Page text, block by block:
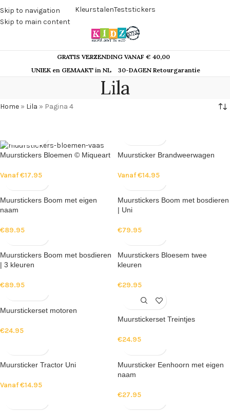
Skip to navigation
Skip to main content
KleurstalenTeststickers
GRATIS VERZENDING VANAF € 40,00
UNIEK en GEMAAKT in NL
30-DAGEN Retourgarantie
Lila
Home » Lila » Pagina 4
Muurstickers Bloemen © Miqueart
Vanaf€17.95
Muursticker Brandweerwagen
Vanaf€14.95
Muurstickers Boom met eigen
naam
€89.95
Muurstickers Boom met bosdieren
| Uni
€79.95
Muurstickers Boom met bosdieren
| 3 kleuren
€89.95
Muurstickers Bloesem twee
kleuren
€29.95
Muurstickerset motoren
€24.95
Muurstickerset Treintjes
€24.95
Muursticker Tractor Uni
Vanaf€14.95
Muursticker Eenhoorn met eigen
naam
€27.95